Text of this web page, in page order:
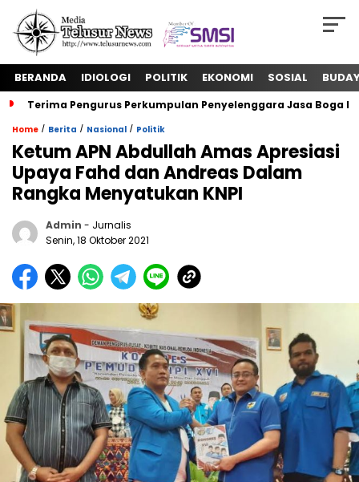
BERANDA IDIOLOGI POLITIK EKONOMI SOSIAL
Terima Pengurus Perkumpulan Penyelenggara Jasa Boga
Home / Berita / Nasional / Politik
Ketum APN Abdullah Amas Apresiasi
Upaya Fahd dan Andreas Dalam
Rangka Menyatukan KNPI
Admin - Jurnalis
Senin, 18 Oktober 2021